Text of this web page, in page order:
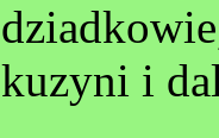
kuzyni i